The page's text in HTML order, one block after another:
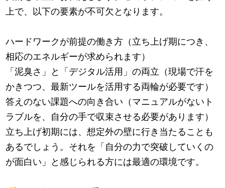
上で、以下の要素が不可欠となります。
ハードワークが前提の働き方（立ち上げ期につき、
相応のエネルギーが求められます）
「泥臭さ」と「デジタル活用」の両立（現場で汗を
かきつつ、最新ツールを活用する両輪が必要です）
答えのない課題への向き合い（マニュアルがないト
ラブルを、自分の手で収束させる必要があります）
立ち上げ初期には、想定外の壁に行き当たることも
あるでしょう。それを「自分の力で突破していくの
が面白い」と感じられる方には最適の環境です。